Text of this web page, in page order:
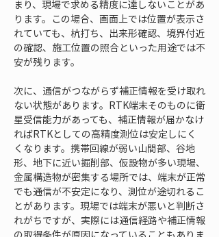
まり、現場で求める精度に達しないことがあ
ります。この場合、画面上では位置が表示さ
れていても、杭打ち、出来形確認、境界付近
の確認、施工位置の照合といった用途では不
安が残ります。
次に、通信がつながらず補正情報を受け取れ
ない状態があります。RTK端末そのものに衛
星受信能力があっても、補正情報が届かなけ
ればRTKとしての高精度測位は安定しにく
くなります。携帯回線が弱い山間部、谷地
形、地下に近い掘削部、仮設物が多い現場、
金属構造物が密集する場所では、端末が正常
でも通信が不安定になり、測位が途切れるこ
とがあります。現場では端末が悪いと判断さ
れがちですが、実際には通信経路や補正情報
の取得条件が原因になっていることもありま